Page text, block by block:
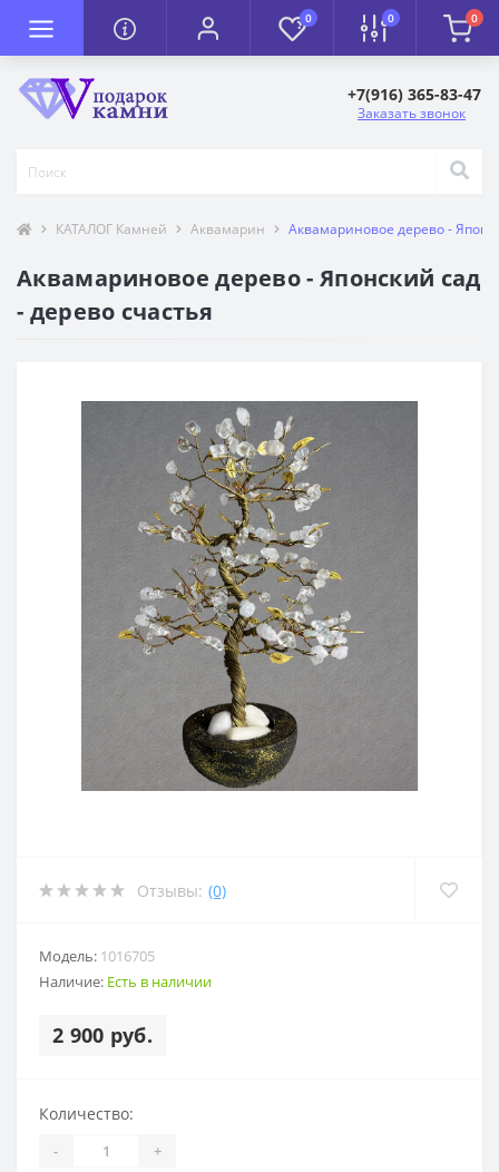
0 0 0
+7(916) 365-83-47
Заказать звонок
КАТАЛОГ Камней Аквамарин Аквамариновое дерево -
Аквамариновое дерево - Японский сад
- дерево счастья
Отзывы: (0)
Модель: 1016705
Наличие: Есть в наличии
2 900 руб.
Количество:
- +